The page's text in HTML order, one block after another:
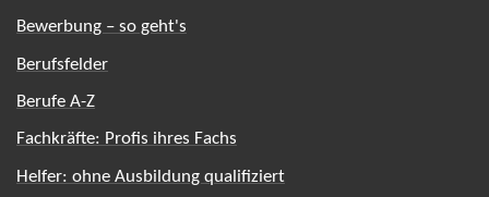
Bewerbung – so geht's
Berufsfelder
Berufe A-Z
Fachkräfte: Profis ihres Fachs
Helfer: ohne Ausbildung qualifiziert